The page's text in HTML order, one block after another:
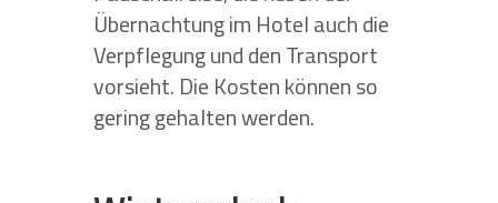
Übernachtung im Hotel auch die
Verpflegung und den Transport
vorsieht. Die Kosten können so
gering gehalten werden.